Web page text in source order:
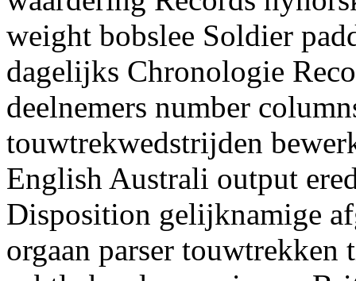
weight bobslee Soldier
dagelijks Chronologie
deelnemers number
touwtrekwedstrijden
English Australi output
Disposition gelijknamige
orgaan parser touwtrekken